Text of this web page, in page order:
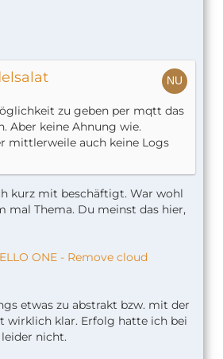
zu geben per mqtt das
Aber keine Ahnung wie.
mittlerweile auch keine Logs
kurz mit beschäftigt. War wohl
mal Thema. Du meinst das hier,
ONE - Remove cloud
etwas zu abstrakt bzw. mit der
wirklich klar. Erfolg hatte ich bei
nicht.